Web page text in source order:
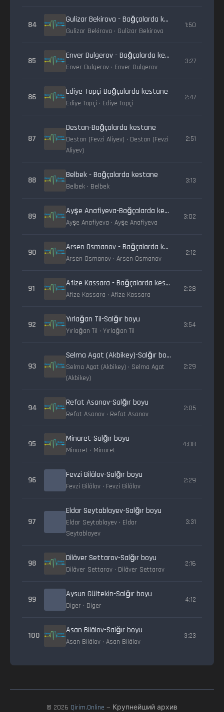
84
Gulizar Bekirova - Bağçalarda kestane
Gulizar Bekirova • Gulizar Bekirova
1:50
85
Enver Dulgerov - Bağçalarda kestane
Enver Dulgerov • Enver Dulgerov
3:27
86
Ediye Topçi-Bağçalarda kestane
Ediye Topçi • Ediye Topçi
2:47
87
Destan-Bağçalarda kestane
Destan (Fevzi Aliyev) • Destan (Fevzi
Aliyev)
2:51
88
Belbek - Bağçalarda kestane
Belbek • Belbek
3:13
89
Ayşe Anafiyeva-Bağçalarda kestane
Ayşe Anafiyeva • Ayşe Anafiyeva
3:02
90
Arsen Osmanov - Bağçalarda kestane
Arsen Osmanov • Arsen Osmanov
2:12
91
Afize Kassara - Bağçalarda kestane
Afize Kassara • Afize Kassara
2:28
92
Yırlağan Til-Salğır boyu
Yırlağan Til • Yırlağan Til
3:54
93
Selma Agat (Akbikey)-Salğır boyu
Selma Agat (Akbikey) • Selma Agat
(Akbikey)
2:29
94
Refat Asanov-Salğır boyu
Refat Asanov • Refat Asanov
2:05
95
Minaret-Salğır boyu
Minaret • Minaret
4:08
96
Fevzi Bilâlov-Salğır boyu
Fevzi Bilâlov • Fevzi Bilâlov
2:29
97
Eldar Seytablayev-Salğır boyu
Eldar Seytablayev • Eldar
Seytablayev
3:31
98
Dilâver Settarov-Salğır boyu
Dilâver Settarov • Dilâver Settarov
2:16
99
Aysun Gültekin-Salğır boyu
Diger • Diger
4:12
100
Asan Bilâlov-Salğır boyu
Asan Bilâlov • Asan Bilâlov
3:23
© 2026 Qirim.Online — Крупнейший архив